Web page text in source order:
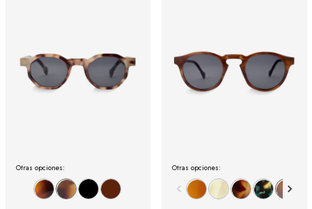
Otras opciones: Otras opciones: